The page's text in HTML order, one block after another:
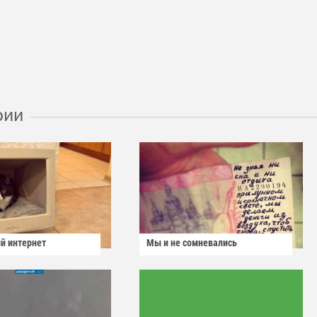
интернет Мы и не сомневались